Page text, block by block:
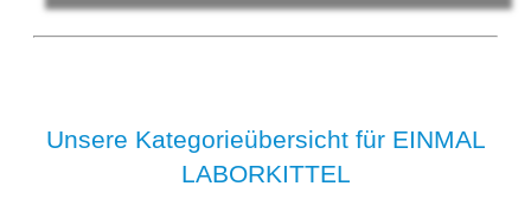
Unsere Kategorieübersicht für EINMAL
LABORKITTEL